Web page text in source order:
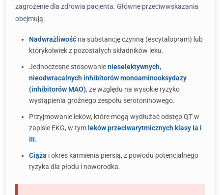
zagrożenie dla zdrowia pacjenta. Główne przeciwwskazania
obejmują:
Nadwrażliwość na substancję czynną (escytalopram) lub
którykolwiek z pozostałych składników leku.
Jednoczesne stosowanienieselektywnych,
nieodwracalnych inhibitorów monoaminooksydazy
(inhibitorów MAO), ze względu na wysokie ryzyko
wystąpienia groźnego zespołu serotoninowego.
Przyjmowanie leków, które mogą wydłużać odstęp QT w
zapisie EKG, w tym leków przeciwarytmicznych klasy Ia i
III.
Ciąża i okres karmienia piersią, z powodu potencjalnego
ryzyka dla płodu i noworodka.